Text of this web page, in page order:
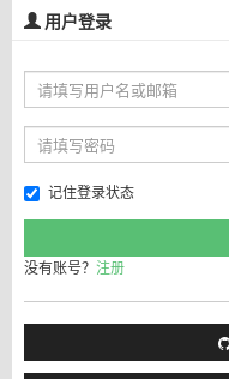
用户登录
记住登录状态
没有账号？ 注册